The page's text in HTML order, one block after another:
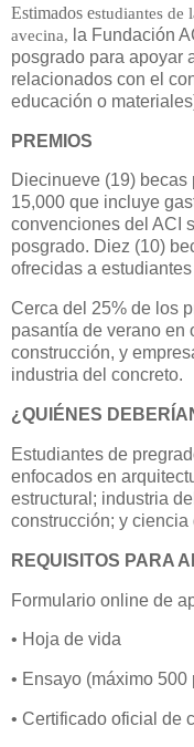
Estimados estudiantes de
avecina, la Fundación
posgrado para apoyar
relacionados con el
educación o
PREMIOS
Diecinueve (19)
15,000 que incluye
convenciones del ACI
posgrado. Diez (10)
ofrecidas a
Cerca del 25% de los
pasantía de verano en
construcción, y
industria del concreto.
¿QUIÉNES
Estudiantes de
enfocados en
estructural; industria
construcción; y
REQUISITOS PARA
Formulario online de
• Hoja de vida
• Ensayo (máximo 500
• Certificado oficial de